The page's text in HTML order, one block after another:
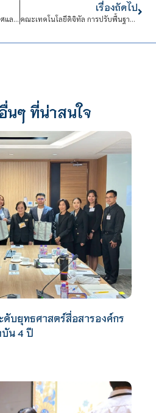
คณะบริหารธุรกิจ ยกเลิกปฐมนิเทศและการเรียนปรับพื้นฐานนักศึกษาใหม่ ปีการศึกษา 2563
เรื่องถัดไป
คณะเทคโนโลยีดิจิทัล การปรับพื้นฐานนักศึกษาใหม่จะปรับภายในภาคการศึกษา ปีการศึกษา 2563
นๆ ที่น่าสนใจ
ดับยุทธศาสตร์สื่อสารองค์กร
น 4 ปี